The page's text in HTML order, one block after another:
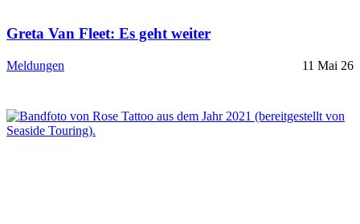
Greta Van Fleet: Es geht weiter
Meldungen 11 Mai 26